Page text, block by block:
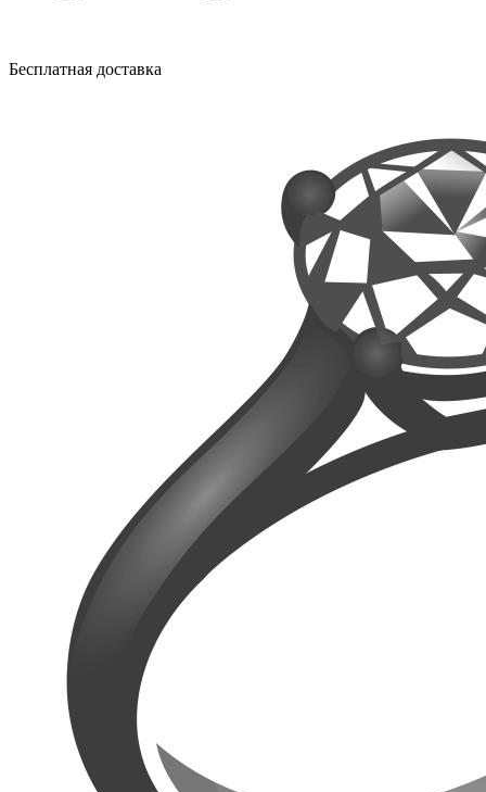
Бесплатная доставка